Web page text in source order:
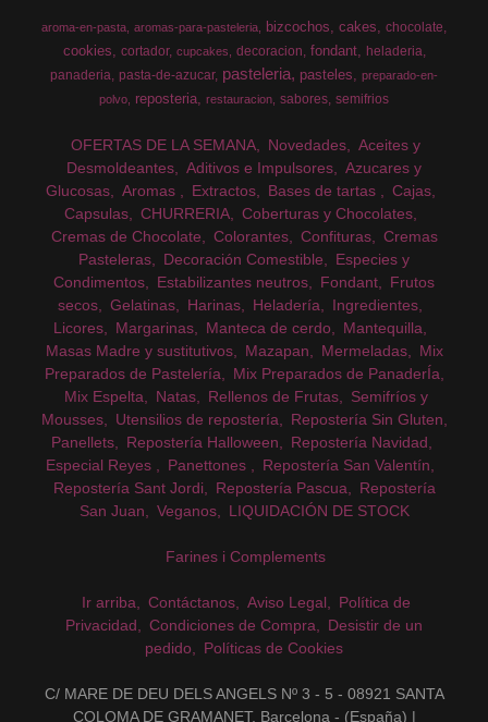
aroma-en-pasta aromas-para-pasteleria bizcochos cakes chocolate
cookies cortador cupcakes decoracion fondant
heladeria
panaderia pasta-de-azucar pasteleria pasteles
preparado-en-
polvo
reposteria restauracion sabores semifrios
OFERTAS DE LA SEMANA Novedades
Aceites y
Desmoldeantes
Aditivos e Impulsores
Azucares y
Glucosas
Aromas Extractos Bases de tartas
Cajas
Capsulas
CHURRERIA
Coberturas y Chocolates
Cremas de Chocolate
Colorantes Confituras
Cremas
Pasteleras
Decoración Comestible
Especies y
Condimentos
Estabilizantes neutros Fondant
Frutos
secos
Gelatinas Harinas Heladería
Ingredientes
Licores
Margarinas Manteca de cerdo
Mantequilla
Masas Madre y sustitutivos
Mazapan Mermeladas
Mix
Preparados de Pastelería
Mix Preparados de PanaderÍa
Mix Espelta
Natas Rellenos de Frutas
Semifríos y
Mousses
Utensilios de repostería
Repostería Sin Gluten
Panellets
Repostería Halloween
Repostería Navidad
Especial Reyes
Panettones
Repostería San Valentín
Repostería Sant Jordi
Repostería Pascua
Repostería
San Juan
Veganos LIQUIDACIÓN DE STOCK
Farines i Complements
Ir arriba Contáctanos Aviso Legal
Política de
Privacidad
Condiciones de Compra
Desistir de un
pedido
Políticas de Cookies
C/ MARE DE DEU DELS ANGELS Nº 3 - 5 - 08921 SANTA
COLOMA DE GRAMANET, Barcelona - (España) |